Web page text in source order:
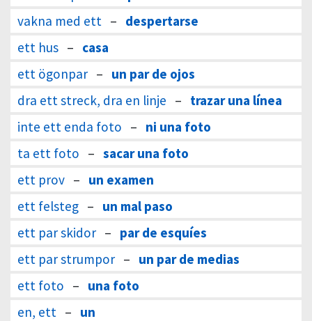
vakna med ett – despertarse
ett hus – casa
ett ögonpar – un par de ojos
dra ett streck, dra en linje – trazar una línea
inte ett enda foto – ni una foto
ta ett foto – sacar una foto
ett prov – un examen
ett felsteg – un mal paso
ett par skidor – par de esquíes
ett par strumpor – un par de medias
ett foto – una foto
en, ett – un